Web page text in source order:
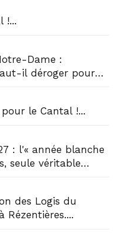
!...
Dame :
il déroger pour
pour le Cantal !...
: l'« année blanche
seule véritable
des Logis du
Rézentières....